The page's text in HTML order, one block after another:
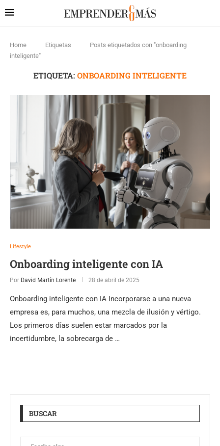
Home Etiquetas
Posts etiquetados con "onboarding
inteligente"
ETIQUETA: ONBOARDING INTELIGENTE
Lifestyle
Onboarding inteligente con IA
Por David Martín Lorente 28 de abril de 2025
Onboarding inteligente con IA Incorporarse a una nueva
empresa es, para muchos, una mezcla de ilusión y vértigo.
Los primeros días suelen estar marcados por la
incertidumbre, la sobrecarga de …
BUSCAR